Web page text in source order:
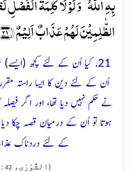
الظّٰلِمِیۡنَ لَہُمۡ عَذَابٌ اَلِیۡمٌ ﴿۲۱﴾
21. کیا اُن کے لئے کچھ
اُن کے لئے دین کا ایسا راستہ
نے حکم نہیں دیا تھا، اور اگر
ہوتا تو اُن کے درمیان قصہ چکا دیا
کے لئے دردناک
(الشُّوْرٰی، 42
: